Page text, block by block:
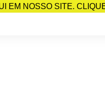
EM NOSSO SITE.